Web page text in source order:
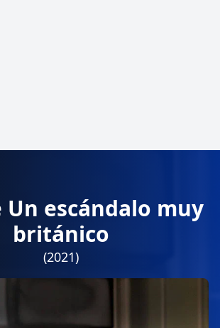
Un escándalo muy
británico
(2021)